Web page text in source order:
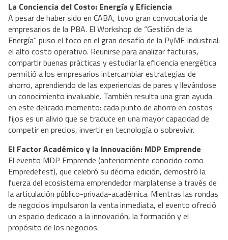
La Conciencia del Costo: Energía y Eficiencia
A pesar de haber sido en CABA, tuvo gran convocatoria de
empresarios de la PBA. El Workshop de “Gestión de la
Energía” puso el foco en el gran desafío de la PyME Industrial:
el alto costo operativo. Reunirse para analizar facturas,
compartir buenas prácticas y estudiar la eficiencia energética
permitió a los empresarios intercambiar estrategias de
ahorro, aprendiendo de las experiencias de pares y llevándose
un conocimiento invaluable. También resulta una gran ayuda
en este delicado momento: cada punto de ahorro en costos
fijos es un alivio que se traduce en una mayor capacidad de
competir en precios, invertir en tecnología o sobrevivir.
El Factor Académico y la Innovación: MDP Emprende
El evento MDP Emprende (anteriormente conocido como
Empredefest), que celebró su décima edición, demostró la
fuerza del ecosistema emprendedor marplatense a través de
la articulación público-privada-académica. Mientras las rondas
de negocios impulsaron la venta inmediata, el evento ofreció
un espacio dedicado a la innovación, la formación y el
propósito de los negocios.